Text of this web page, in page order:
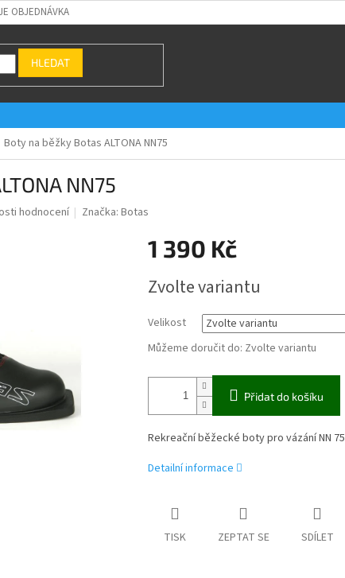
OBJEDNÁVKA
HLEDAT
Boty na běžky Botas ALTONA NN75
NN75
hodnocení Značka:Botas
1 390 Kč
cena:
Zvolte variantu
Velikost
Můžeme doručit do: Zvolte variantu
Přidat do košíku
Rekreační běžecké boty pro vázání NN 75
Detailní informace
TISK ZEPTAT SE SDÍLET